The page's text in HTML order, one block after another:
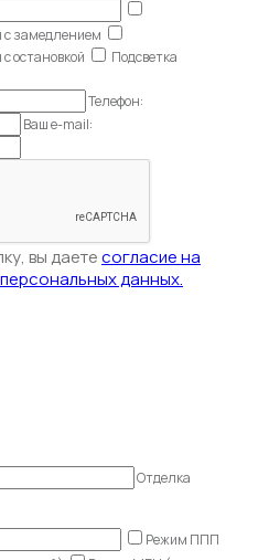
с замедлением
остановкой
Подсветка
Телефон:
Ваш e-mail:
вы даетесогласие на
данных.
Отделка
Режим ППП